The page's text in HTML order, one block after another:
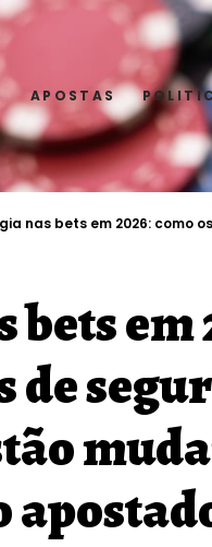
APOSTAS
bets em 2026: como os novos
em
de